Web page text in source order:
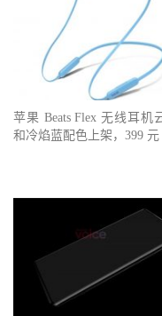
苹果 Beats Flex 无线耳机
和冷焰蓝配色上架，399 元